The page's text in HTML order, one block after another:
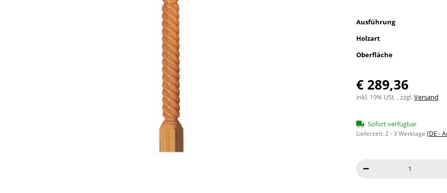
Ausführung
Holzart
Oberfläche
€ 289,36
inkl. 19% USt. , zzgl.Versand
Sofort verfügbar
Lieferzeit:2 - 3 Werktage (DE -